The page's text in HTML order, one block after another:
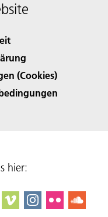
(Cookies)
hier: